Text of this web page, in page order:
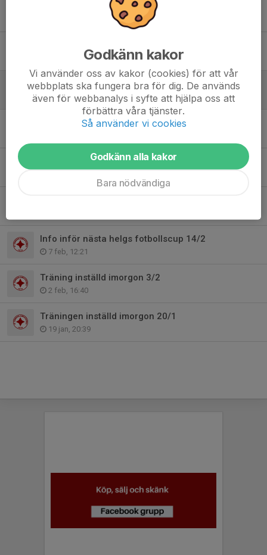
Matchschema Reymers cup 28/3
4 mar, 22:35
Träning på Sofia BP imorgon 3/3
2 mar, 19:54
Reymers vårcup 28:e mars på Tanto
Kylan fortsätter - ses 3:e mars!
Info inför nästa helgs fotbollscup 14/2
7 feb, 12:21
Träning inställd imorgon 3/2
2 feb, 16:40
Träningen inställd imorgon 20/1
19 jan, 20:39
Godkänn kakor
Vi använder oss av kakor (cookies) för att vår
webbplats ska fungera bra för dig. De används
även för webbanalys i syfte att hjälpa oss att
förbättra våra tjänster.
Så använder vi cookies
Godkänn alla kakor
Bara nödvändiga